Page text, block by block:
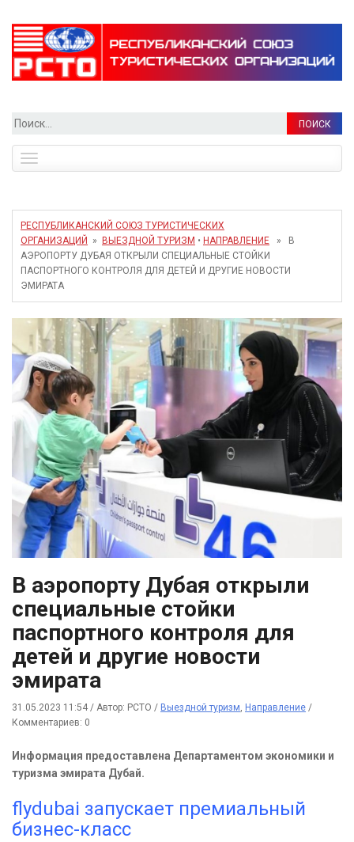
Найти:
navigation
РЕСПУБЛИКАНСКИЙ СОЮЗ ТУРИСТИЧЕСКИХ
ОРГАНИЗАЦИЙ
» ВЫЕЗДНОЙ ТУРИЗМ • НАПРАВЛЕНИЕ » В
АЭРОПОРТУ ДУБАЯ ОТКРЫЛИ СПЕЦИАЛЬНЫЕ СТОЙКИ
ПАСПОРТНОГО КОНТРОЛЯ ДЛЯ ДЕТЕЙ И ДРУГИЕ НОВОСТИ
ЭМИРАТА
В аэропорту Дубая открыли
специальные стойки
паспортного контроля для
детей и другие новости
эмирата
31.05.2023 11:54 / Автор: РСТО / Выездной туризм, Направление /
Комментариев: 0
Информация предоставлена Департаментом экономики и
туризма эмирата Дубай.
flydubai запускает премиальный
бизнес-класс